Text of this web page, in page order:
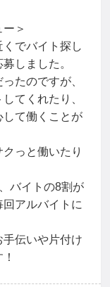
＞
でバイト探し
しました。
たのですが、
てくれたり、
して働くことが
っと働いたり
バイトの8割が
アルバイトに
伝いや片付け